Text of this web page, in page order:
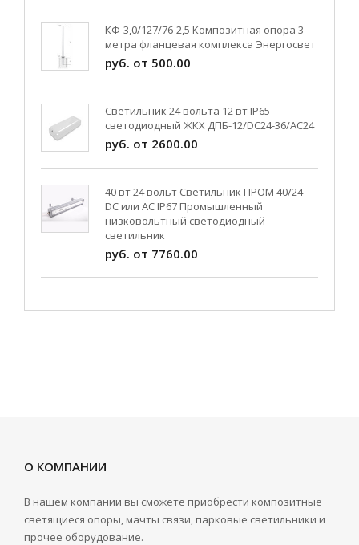
КФ-3,0/127/76-2,5 Композитная опора 3
метра фланцевая комплекса Энергосвет
руб. от 500.00
Светильник 24 вольта 12 вт IP65
светодиодный ЖКХ ДПБ-12/DC24-36/АС24
руб. от 2600.00
40 вт 24 вольт Светильник ПРОМ 40/24
DC или AC IP67 Промышленный
низковольтный светодиодный
светильник
руб. от 7760.00
О КОМПАНИИ
В нашем компании вы сможете приобрести композитные
светящиеся опоры, мачты связи, парковые светильники и
прочее оборудование.